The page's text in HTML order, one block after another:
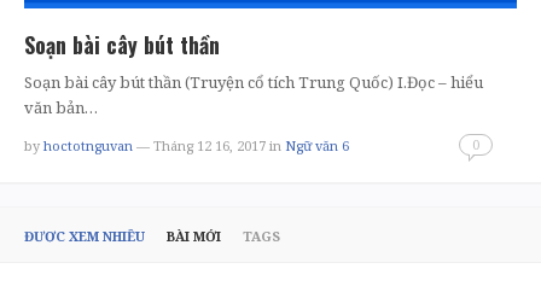
Soạn bài cây bút thần
Soạn bài cây bút thần (Truyện cổ tích Trung Quốc) I.Đọc – hiểu
văn bản…
by hoctotnguvan — Tháng 12 16, 2017 in Ngữ văn 6 0
ĐƯỢC XEM NHIỀU BÀI MỚI TAGS